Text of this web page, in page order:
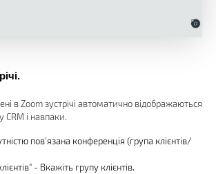
в Zoom зустрічі автоматично відображаються
CRM і навпаки.
пов'язана конференція (група клієнтів/
- Вкажіть групу клієнтів.